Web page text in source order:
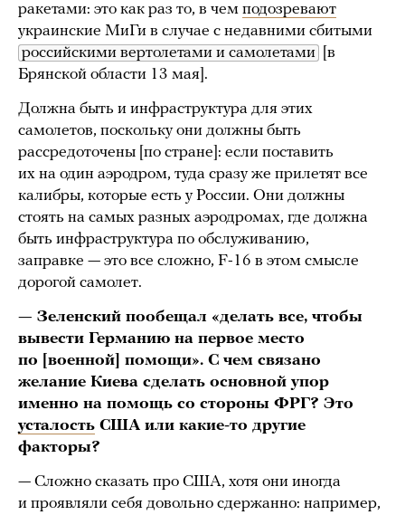
ракетами: это как раз то, в чем подозревают
украинские МиГи в случае с недавними сбитыми
российскими вертолетами и самолетами
[в
Брянской области 13 мая].
Должна быть и инфраструктура для этих
самолетов, поскольку они должны быть
рассредоточены [по стране]: если поставить
их на один аэродром, туда сразу же прилетят все
калибры, которые есть у России. Они должны
стоять на самых разных аэродромах, где должна
быть инфраструктура по обслуживанию,
заправке — это все сложно, F-16 в этом смысле
дорогой самолет.
— Зеленский пообещал «делать все, чтобы
вывести Германию на первое место
по [военной] помощи». С чем связано
желание Киева сделать основной упор
именно на помощь со стороны ФРГ? Это
усталость США или какие-то другие
факторы?
— Сложно сказать про США, хотя они иногда
и проявляли себя довольно сдержанно: например,